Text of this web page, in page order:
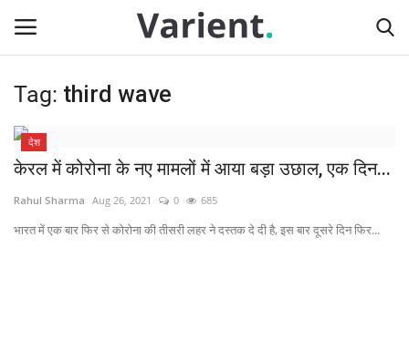
Login
Home
Contact
Tag: third wave
देश
केरल में कोरोना के नए मामलों में आया बड़ा उछाल, एक दिन...
Rahul Sharma Aug 26, 2021 0 685
भारत में एक बार फिर से कोरोना की तीसरी लहर ने दस्तक दे दी है, इस बार दूसरे दिन फिर...